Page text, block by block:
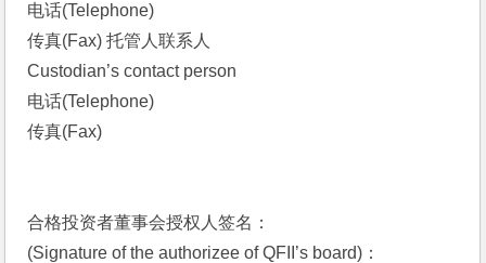
电话(Telephone)
传真(Fax) 托管人联系人
Custodian’s contact person
电话(Telephone)
传真(Fax)
合格投资者董事会授权人签名：
(Signature of the authorizee of QFII’s board)：